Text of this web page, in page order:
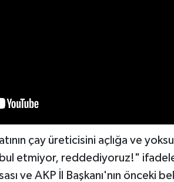
çay üreticisini açlığa ve
etmiyor, reddediyoruz!"
ve AKP İl Başkanı'nın önceki